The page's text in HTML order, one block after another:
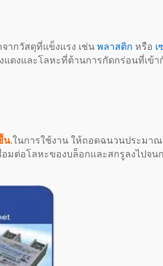
ากวัสดุที่แข็งแรง เช่น พลาสติก หรือ เ
ดงและโลหะที่ต้านการกัดกร่อนที่เข้า
น.ในการใช้งาน ให้ถอดฉนวนประมา
มต่อโลหะของบล็อกและสกรูลงไปจน